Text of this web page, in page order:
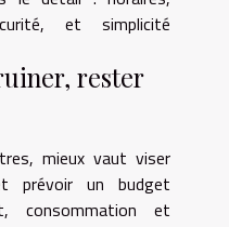
et simplicité
rester
mieux vaut viser
prévoir un budget
consommation et